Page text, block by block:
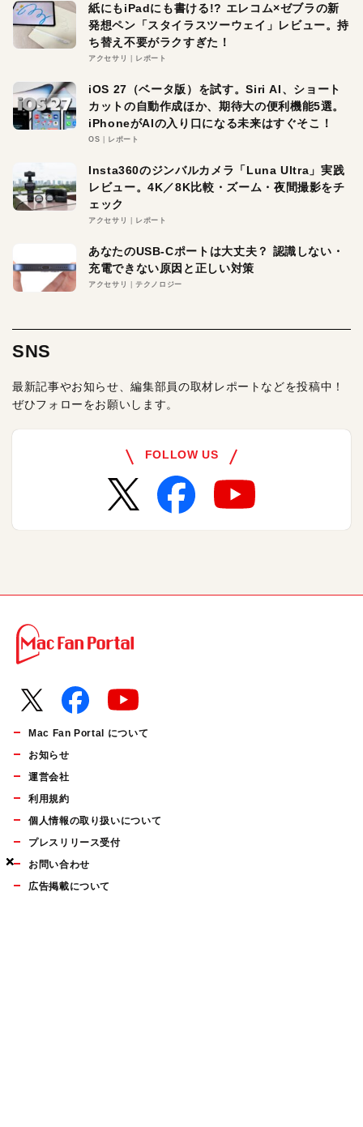
×
×
×
紙にもiPadにも書ける!? エレコム×ゼブラの新
発想ペン「スタイラスツーウェイ」レビュー。持
ち替え不要がラクすぎた！
アクセサリ レポート
iOS 27（ベータ版）を試す。Siri AI、ショート
カットの自動作成ほか、期待大の便利機能5選。
iPhoneがAIの入り口になる未来はすぐそこ！
OS レポート
Insta360のジンバルカメラ「Luna Ultra」実践
レビュー。4K／8K比較・ズーム・夜間撮影をチ
ェック
アクセサリ レポート
あなたのUSB-Cポートは大丈夫？ 認識しない・
充電できない原因と正しい対策
アクセサリ テクノロジー
SNS
最新記事やお知らせ、編集部員の取材レポートなどを投稿中！
ぜひフォローをお願いします。
FOLLOW US
Mac Fan Portal について
お知らせ
運営会社
利用規約
個人情報の取り扱いについて
プレスリリース受付
お問い合わせ
広告掲載について